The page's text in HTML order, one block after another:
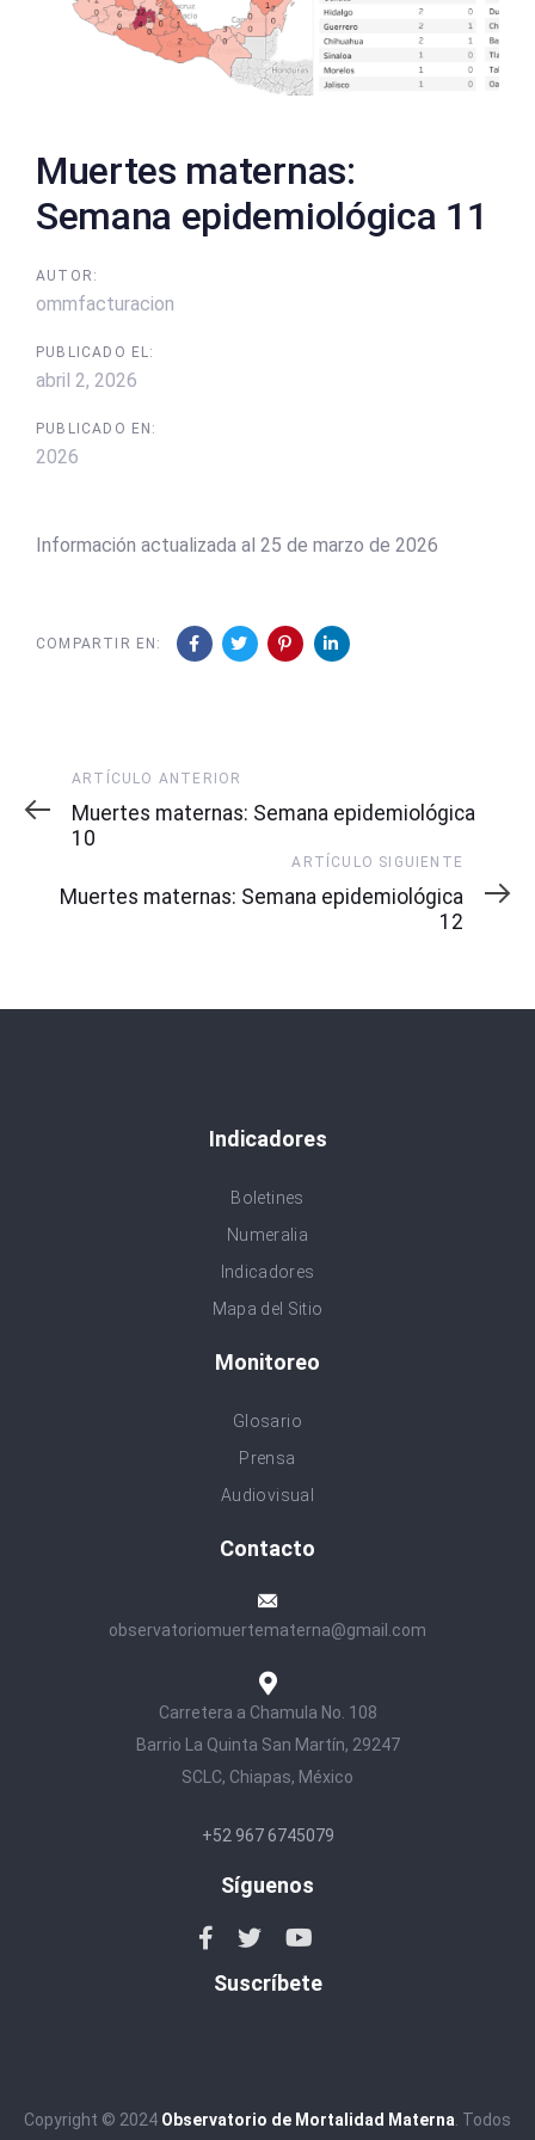
Muertes maternas:
Semana epidemiológica 11
AUTOR:
ommfacturacion
PUBLICADO EL:
abril 2, 2026
PUBLICADO EN:
2026
Información actualizada al 25 de marzo de 2026
COMPARTIR EN:
Artículo
Anterior
ARTÍCULO ANTERIOR
Muertes maternas: Semana epidemiológica
10
Siguiente
ARTÍCULO SIGUIENTE
Muertes maternas: Semana epidemiológica
12
Indicadores
Boletines
Numeralia
Indicadores
Mapa del Sitio
Monitoreo
Glosario
Prensa
Audiovisual
Contacto
observatoriomuertematerna@gmail.com
Carretera a Chamula No. 108
Barrio La Quinta San Martín, 29247
SCLC, Chiapas, México
+52 967 6745079
Síguenos
Suscríbete
Copyright © 2024 Observatorio de Mortalidad Materna . Todos